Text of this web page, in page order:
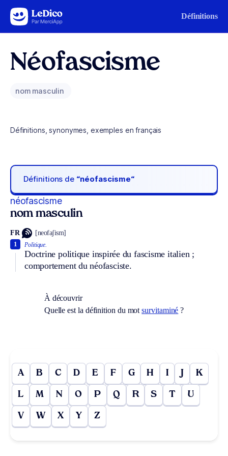
Aller au contenu Définitions
Néofascisme
nom masculin
Définitions, synonymes, exemples en français
Définitions de “néofascisme“
néofascisme
nom masculin
FR [neofaʃism]
Politique.
Doctrine politique inspirée du fascisme italien ;
comportement du néofasciste.
1
À découvrir
Quelle est la définition du motsurvitaminé ?
A B C D E F G H I J K
L M N O P Q R S T U
V W X Y Z